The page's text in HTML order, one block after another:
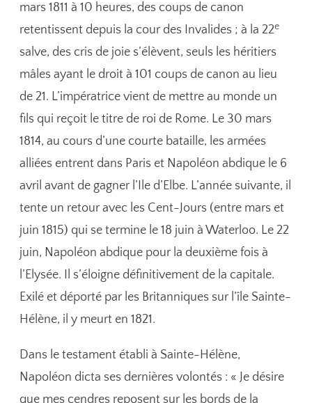
mars 1811 à 10 heures, des coups de canon
retentissent depuis la cour des Invalides ; à la 22e
salve, des cris de joie s’élèvent, seuls les héritiers
mâles ayant le droit à 101 coups de canon au lieu
de 21. L’impératrice vient de mettre au monde un
fils qui reçoit le titre de roi de Rome. Le 30 mars
1814, au cours d’une courte bataille, les armées
alliées entrent dans Paris et Napoléon abdique le 6
avril avant de gagner l’Ile d’Elbe. L’année suivante, il
tente un retour avec les Cent-Jours (entre mars et
juin 1815) qui se termine le 18 juin à Waterloo. Le 22
juin, Napoléon abdique pour la deuxième fois à
l’Elysée. Il s’éloigne définitivement de la capitale.
Exilé et déporté par les Britanniques sur l’île Sainte-
Hélène, il y meurt en 1821.
Dans le testament établi à Sainte-Hélène,
Napoléon dicta ses dernières volontés : « Je désire
que mes cendres reposent sur les bords de la